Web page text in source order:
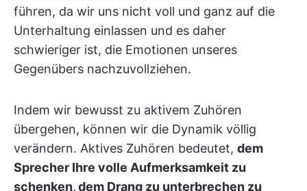
führen, da wir uns nicht voll und ganz auf die
Unterhaltung einlassen und es daher
schwieriger ist, die Emotionen unseres
Gegenübers nachzuvollziehen.
Indem wir bewusst zu aktivem Zuhören
übergehen, können wir die Dynamik völlig
verändern. Aktives Zuhören bedeutet, dem
Sprecher Ihre volle Aufmerksamkeit zu
schenken, dem Drang zu unterbrechen zu